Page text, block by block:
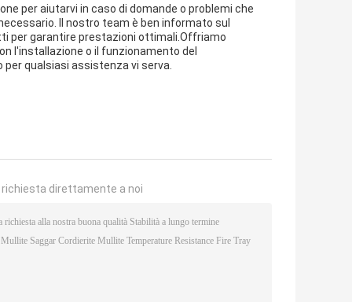
per aiutarvi in caso di domande o problemi che
Il nostro team è ben informato sul
per garantire prestazioni ottimali.Offriamo
l'installazione o il funzionamento del
qualsiasi assistenza vi serva.
richiesta direttamente a noi